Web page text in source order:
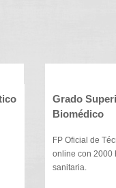
Grado
Biomédico
FP Oficial de
online con 2000
sanitaria.